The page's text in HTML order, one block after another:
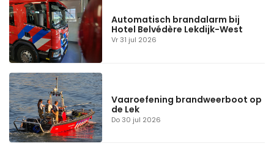
Vr 31 jul 2026
Automatisch brandalarm bij
Hotel Belvédère Lekdijk-West
Do 30 jul 2026
Vaaroefening brandweerboot op
de Lek